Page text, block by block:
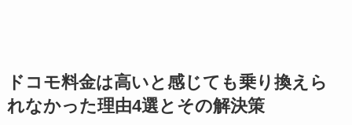
ドコモ料金は高いと感じても乗り換えら
れなかった理由4選とその解決策